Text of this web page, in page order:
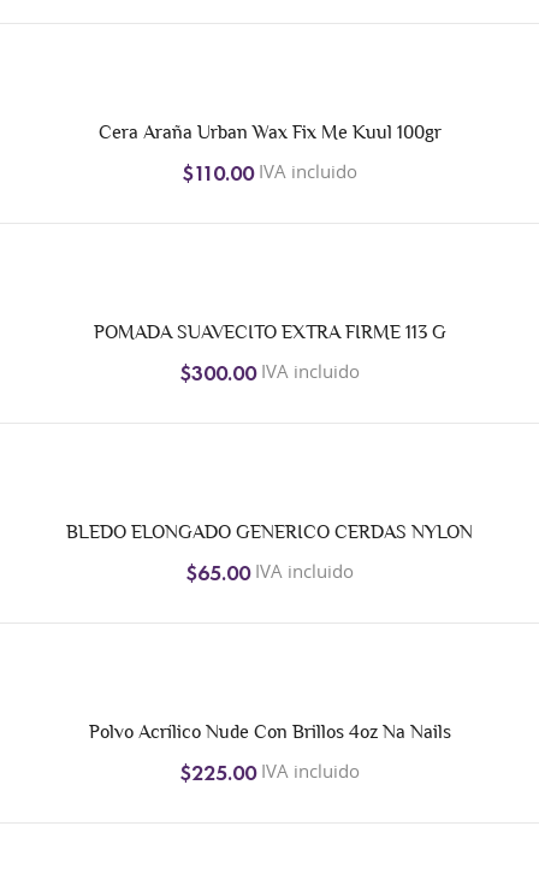
Cera Araña Urban Wax Fix Me Kuul 100gr
$110.00IVA incluido
POMADA SUAVECITO EXTRA FIRME 113 G
$300.00IVA incluido
BLEDO ELONGADO GENERICO CERDAS NYLON
$65.00IVA incluido
Polvo Acrílico Nude Con Brillos 4oz Na Nails
$225.00IVA incluido